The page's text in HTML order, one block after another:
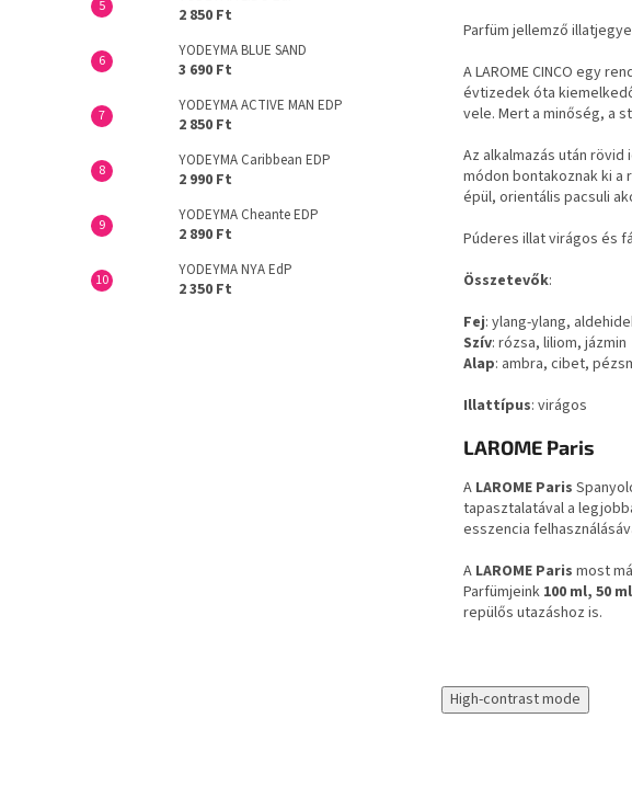
2 850 Ft
YODEYMA BLUE SAND
3 690 Ft
YODEYMA ACTIVE MAN EDP
2 850 Ft
YODEYMA Caribbean EDP
2 990 Ft
YODEYMA Cheante EDP
2 890 Ft
YODEYMA NYA EdP
2 350 Ft
Parfüm jellemző
A LAROME CINCO egy
évtizedek óta
vele. Mert a minőség, a
Az alkalmazás után
módon bontakoznak ki a
épül, orientális pacsuli
Púderes illat virágos és
Összetevők:
Fej: ylang-ylang,
Szív: rózsa, liliom, jázmin
Alap: ambra, cibet,
Illattípus: virágos
LAROME Paris
A LAROME Paris
tapasztalatával a
esszencia
A LAROME Paris most
Parfümjeink 100 ml, 50
repülős utazáshoz is.
High-contrast mode